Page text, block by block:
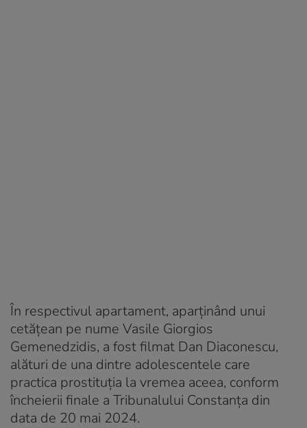
În respectivul apartament, aparținând unui
cetățean pe nume Vasile Giorgios
Gemenedzidis, a fost filmat Dan Diaconescu,
alături de una dintre adolescentele care
practica prostituția la vremea aceea, conform
încheierii finale a Tribunalului Constanța din
data de 20 mai 2024.